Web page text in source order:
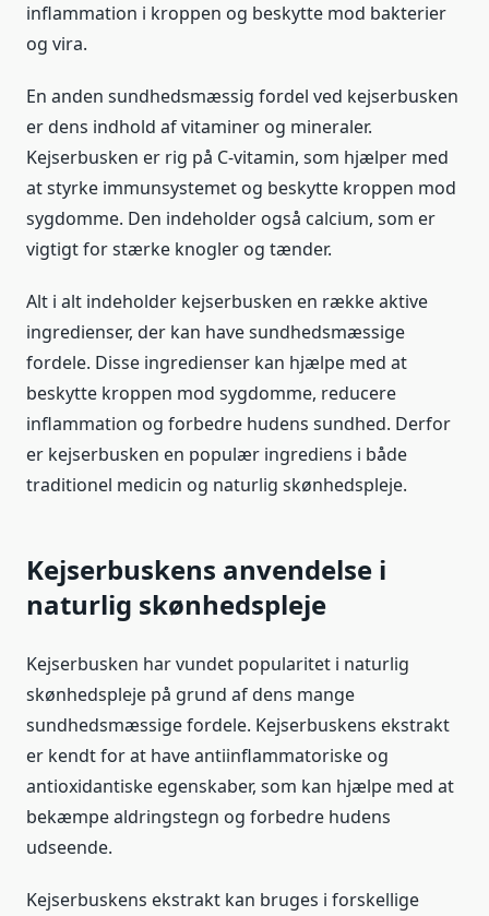
inflammation i kroppen og beskytte mod bakterier
og vira.
En anden sundhedsmæssig fordel ved kejserbusken
er dens indhold af vitaminer og mineraler.
Kejserbusken er rig på C-vitamin, som hjælper med
at styrke immunsystemet og beskytte kroppen mod
sygdomme. Den indeholder også calcium, som er
vigtigt for stærke knogler og tænder.
Alt i alt indeholder kejserbusken en række aktive
ingredienser, der kan have sundhedsmæssige
fordele. Disse ingredienser kan hjælpe med at
beskytte kroppen mod sygdomme, reducere
inflammation og forbedre hudens sundhed. Derfor
er kejserbusken en populær ingrediens i både
traditionel medicin og naturlig skønhedspleje.
Kejserbuskens anvendelse i
naturlig skønhedspleje
Kejserbusken har vundet popularitet i naturlig
skønhedspleje på grund af dens mange
sundhedsmæssige fordele. Kejserbuskens ekstrakt
er kendt for at have antiinflammatoriske og
antioxidantiske egenskaber, som kan hjælpe med at
bekæmpe aldringstegn og forbedre hudens
udseende.
Kejserbuskens ekstrakt kan bruges i forskellige